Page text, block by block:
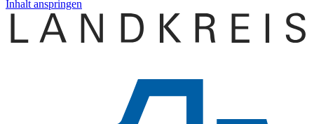
Inhalt anspringen